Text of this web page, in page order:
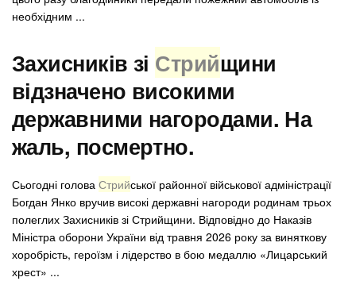
необхідним ...
Захисників зі Стрийщини
відзначено високими
державними нагородами. На
жаль, посмертно.
Сьогодні голова Стрийської районної військової адміністрації
Богдан Янко вручив високі державні нагороди родинам трьох
полеглих Захисників зі Стрийщини. Відповідно до Наказів
Міністра оборони України від травня 2026 року за виняткову
хоробрість, героїзм і лідерство в бою медаллю «Лицарський
хрест» ...